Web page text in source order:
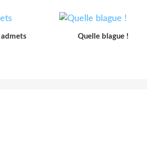
admets Quelle blague !